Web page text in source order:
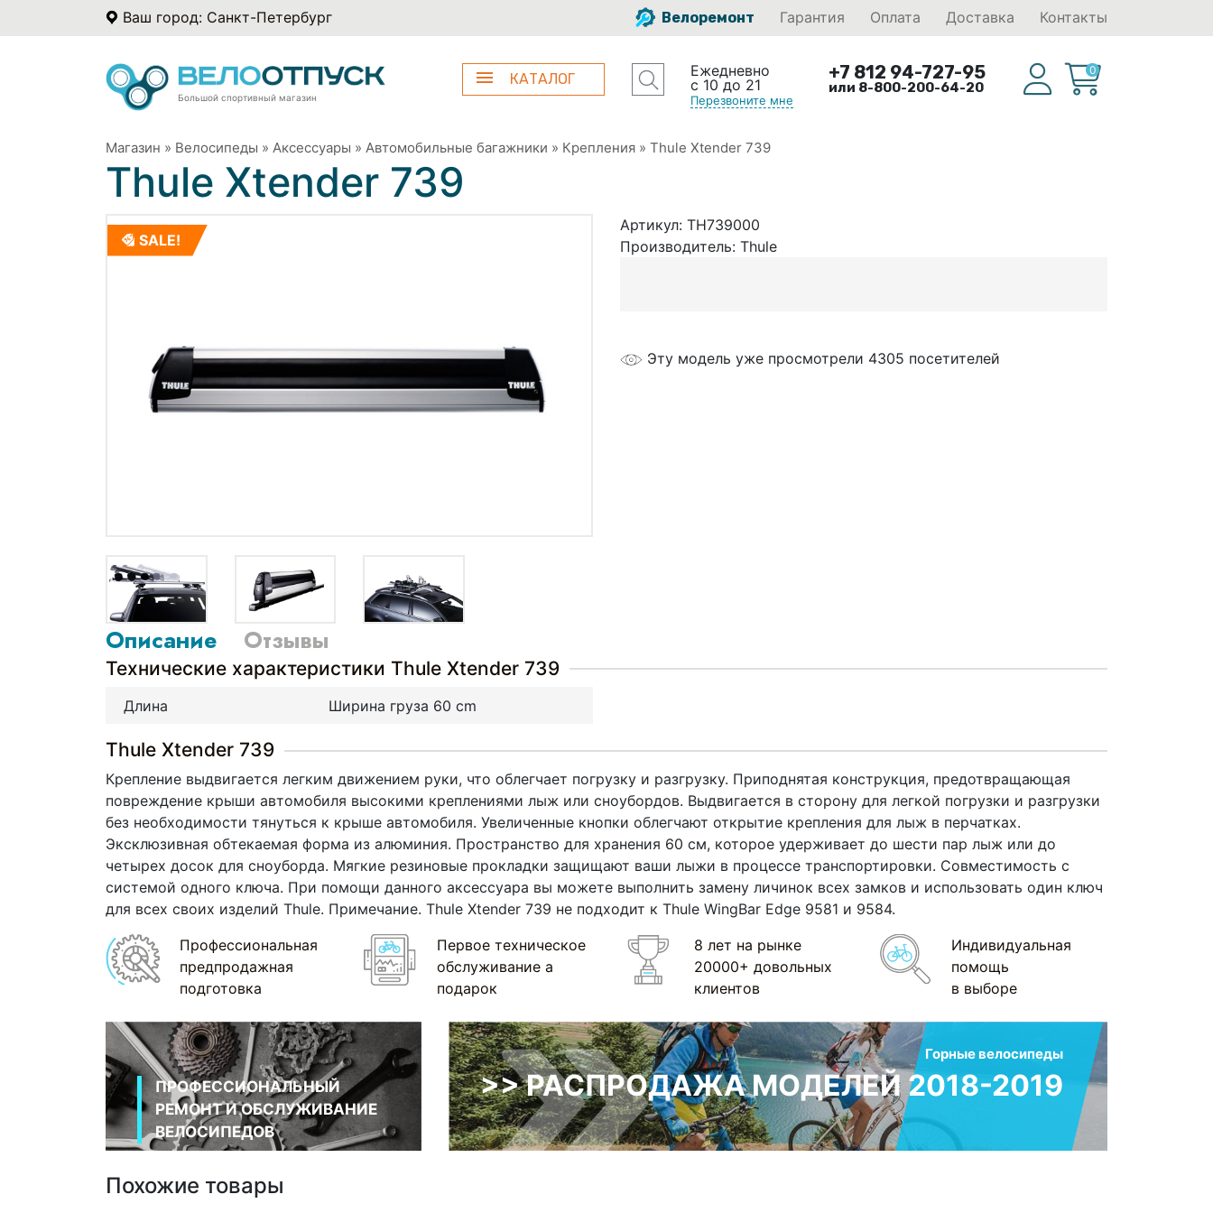
Ваш город: Санкт-Петербург Велоремонт Гарантия Оплата Доставка Контакты
Большой спортивный магазин
КАТАЛОГ
Ежедневно
с 10 до 21
Перезвоните мне
+7 812 94-727-95
или 8-800-200-64-20
0
Магазин » Велосипеды » Аксессуары » Автомобильные багажники » Крепления » Thule Xtender 739
Thule Xtender 739
SALE!
Артикул: TH739000
Производитель: Thule
Эту модель уже просмотрели 4305 посетителей
Описание Отзывы
Технические характеристики Thule Xtender 739
Длина Ширина груза 60 cm
Thule Xtender 739
Крепление выдвигается легким движением руки, что облегчает погрузку и разгрузку. Приподнятая конструкция, предотвращающая
повреждение крыши автомобиля высокими креплениями лыж или сноубордов. Выдвигается в сторону для легкой погрузки и разгрузки
без необходимости тянуться к крыше автомобиля. Увеличенные кнопки облегчают открытие крепления для лыж в перчатках.
Эксклюзивная обтекаемая форма из алюминия. Пространство для хранения 60 см, которое удерживает до шести пар лыж или до
четырех досок для сноуборда. Мягкие резиновые прокладки защищают ваши лыжи в процессе транспортировки. Совместимость с
системой одного ключа. При помощи данного аксессуара вы можете выполнить замену личинок всех замков и использовать один ключ
для всех своих изделий Thule. Примечание. Thule Xtender 739 не подходит к Thule WingBar Edge 9581 и 9584.
Профессиональная
предпродажная
подготовка
Первое техническое
обслуживание а
подарок
8 лет на рынке
20000+ довольных
клиентов
Индивидуальная
помощь
в выборе
ПРОФЕССИОНАЛЬНЫЙ
РЕМОНТ И ОБСЛУЖИВАНИЕ
ВЕЛОСИПЕДОВ
Горные велосипеды
>> РАСПРОДАЖА МОДЕЛЕЙ 2018-2019
Похожие товары